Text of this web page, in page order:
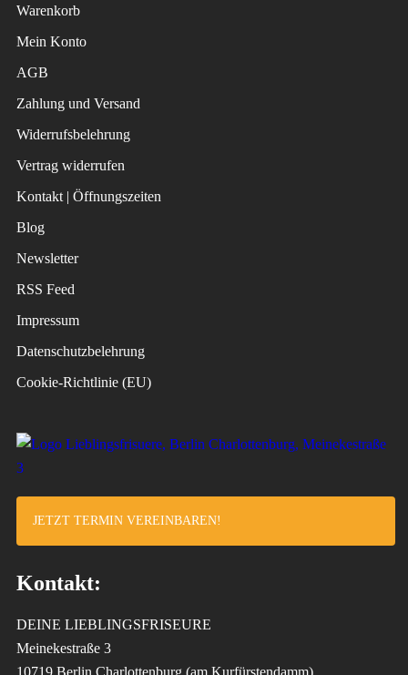
Warenkorb
Mein Konto
AGB
Zahlung und Versand
Widerrufsbelehrung
Vertrag widerrufen
Kontakt | Öffnungszeiten
Blog
Newsletter
RSS Feed
Impressum
Datenschutzbelehrung
Cookie-Richtlinie (EU)
JETZT TERMIN VEREINBAREN!
Kontakt:
DEINE LIEBLINGSFRISEURE
Meinekestraße 3